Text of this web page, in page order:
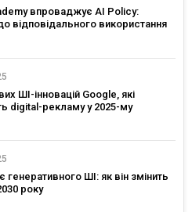
впроваджує AI Policy:
відповідального використання
ШІ-інновацій Google, які
digital-рекламу у 2025-му
генеративного ШІ: як він змінить
року